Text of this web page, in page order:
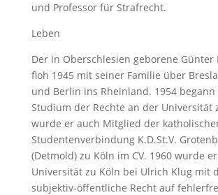
und Professor für Strafrecht.
Leben
Der in Oberschlesien geborene Günter
floh 1945 mit seiner Familie über
und Berlin ins Rheinland. 1954 begann
Studium der Rechte an der Universität
wurde er auch Mitglied der
Studentenverbindung K.D.St.V.
(Detmold) zu Köln im CV. 1960 wurde
Universität zu Köln bei Ulrich Klug mit
subjektiv-öffentliche Recht auf